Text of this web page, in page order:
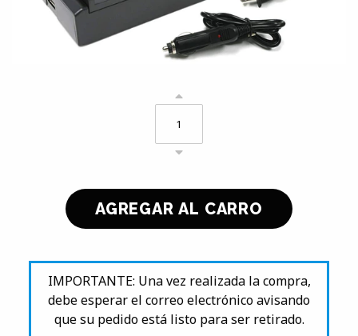
IMPORTANTE: Una vez realizada la compra,
debe esperar el correo electrónico avisando
que su pedido está listo para ser retirado.